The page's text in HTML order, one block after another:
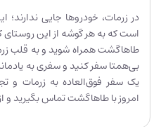
در زرمات، خودروها جایی
است که به هر گوشه از این
طاهاگشت همراه شوید و به قلب
بی‌همتا سفر کنید و سفری به
یک سفر فوق‌العاده به زرمات و
امروز با طاهاگشت تماس بگیرید و